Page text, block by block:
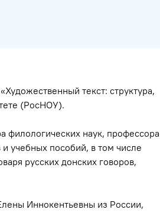
текст: структура,
(РосНОУ).
филологических наук, профессора
учебных пособий, в том числе
русских донских говоров,
Иннокентьевны из России,